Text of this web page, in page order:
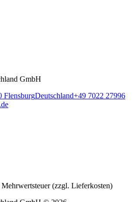
GmbH
FlensburgDeutschland+49 7022 27996
(zzgl. Lieferkosten)